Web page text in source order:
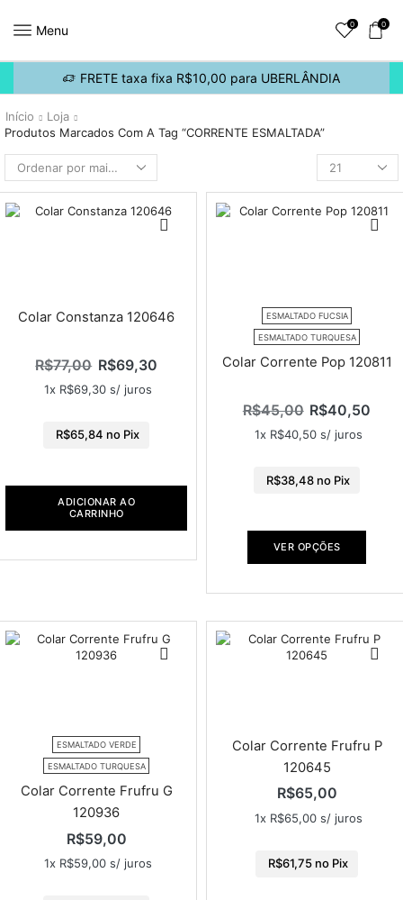
Menu 0 0
FRETE taxa fixa R$10,00 para UBERLÂNDIA
Início
Loja
Produtos Marcados Com A Tag “CORRENTE ESMALTADA”
Colar Constanza 120646
R$77,00 R$69,30
1x R$69,30s/ juros
R$65,84 no Pix
ADICIONAR AO
CARRINHO
ESMALTADO FUCSIA
ESMALTADO TURQUESA
Colar Corrente Pop 120811
R$45,00 R$40,50
1x R$40,50s/ juros
R$38,48 no Pix
VER OPÇÕES
ESMALTADO VERDE
ESMALTADO TURQUESA
Colar Corrente Frufru G
120936
R$59,00
1x R$59,00s/ juros
Colar Corrente Frufru P
120645
R$65,00
1x R$65,00s/ juros
R$61,75 no Pix